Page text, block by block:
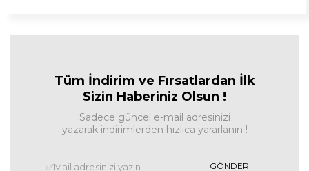
Tüm İndirim ve Fırsatlardan İlk
Sizin Haberiniz Olsun !
Sadece güncel e-mail adresinizi
yazarak indirimlerden hızlıca yararlanın !
GÖNDER